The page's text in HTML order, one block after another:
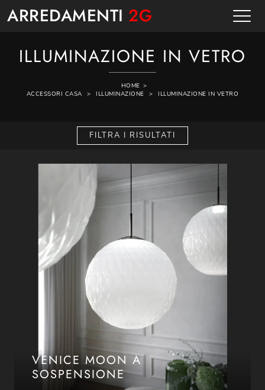
ARREDAMENTI 2G
ILLUMINAZIONE IN VETRO
HOME >
ACCESSORI CASA
> ILLUMINAZIONE > ILLUMINAZIONE IN VETRO
FILTRA I RISULTATI
VENICE MOON A
SOSPENSIONE